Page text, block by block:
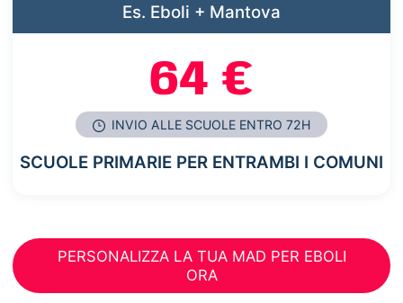
Es. Eboli + Mantova
64 €
INVIO ALLE SCUOLE ENTRO 72H
SCUOLE PRIMARIE PER ENTRAMBI I COMUNI
PERSONALIZZA LA TUA MAD PER EBOLI
ORA